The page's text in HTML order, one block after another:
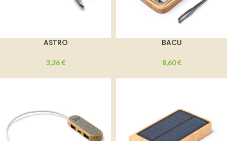
ASTRO
3,26€
BACU
8,60€